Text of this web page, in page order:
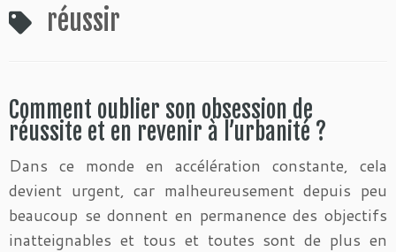
réussir
Comment oublier son obsession de
réussite et en revenir à l’urbanité ?
Dans ce monde en accélération constante, cela
devient urgent, car malheureusement depuis peu
beaucoup se donnent en permanence des objectifs
inatteignables et tous et toutes sont de plus en